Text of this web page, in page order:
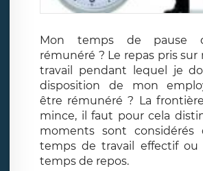
Mon temps de pause
rémunéré ? Le repas pris sur
travail pendant lequel je
disposition de mon
être rémunéré ? La
mince, il faut pour cela
moments sont considérés
temps de travail effectif ou
temps de repos.